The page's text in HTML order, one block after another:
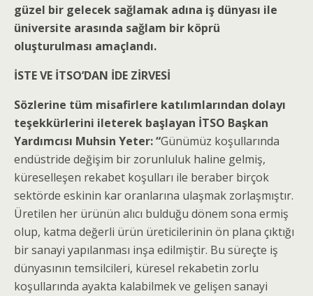
güzel bir gelecek sağlamak adına iş dünyası ile
üniversite arasında sağlam bir köprü
oluşturulması amaçlandı.
İSTE VE İTSO’DAN İDE ZİRVESİ
Sözlerine tüm misafirlere katılımlarından dolayı
teşekkürlerini ileterek başlayan İTSO Başkan
Yardımcısı Muhsin Yeter: “Günümüz koşullarında
endüstride değişim bir zorunluluk haline gelmiş,
küreselleşen rekabet koşulları ile beraber birçok
sektörde eskinin kar oranlarına ulaşmak zorlaşmıştır.
Üretilen her ürünün alıcı bulduğu dönem sona ermiş
olup, katma değerli ürün üreticilerinin ön plana çıktığı
bir sanayi yapılanması inşa edilmiştir. Bu süreçte iş
dünyasının temsilcileri, küresel rekabetin zorlu
koşullarında ayakta kalabilmek ve gelişen sanayi